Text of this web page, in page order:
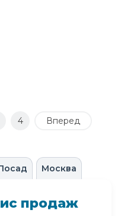
4 Вперед
Москва
продаж